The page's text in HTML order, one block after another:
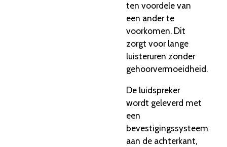
ten voordele van
een ander te
voorkomen. Dit
zorgt voor lange
luisteruren zonder
gehoorvermoeidheid.
De luidspreker
wordt geleverd met
een
bevestigingssysteem
aan de achterkant,